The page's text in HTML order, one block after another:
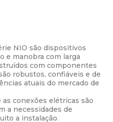
NIO são dispositivos
e manobra com larga
com componentes
robustos, confiáveis e de
atuais do mercado de
conexões elétricas são
a necessidades de
a instalação.